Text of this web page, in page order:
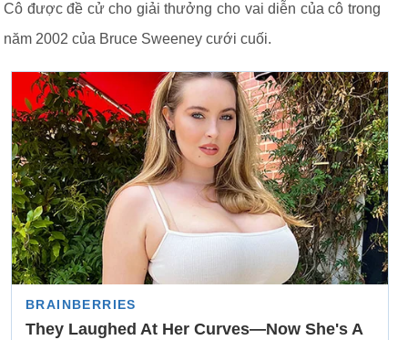
Cô được đề cử cho giải thưởng cho vai diễn của cô trong
năm 2002 của Bruce Sweeney cưới cuối.